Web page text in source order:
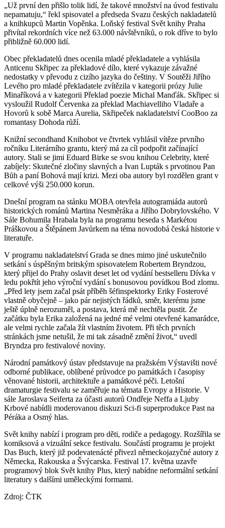
„Už první den přišlo tolik lidí, že takové množství na úvod festivalu
nepamatuju,“ řekl spisovatel a předseda Svazu českých nakladatelů
a knihkupců Martin Vopěnka. Loňský festival Svět knihy Praha
přivítal rekordních více než 63.000 návštěvníků, o rok dříve to bylo
přibližně 60.000 lidí.
Obec překladatelů dnes ocenila mladé překladatele a vyhlásila
Anticenu Skřipec za překladové dílo, které vykazuje závažné
nedostatky v převodu z cizího jazyka do češtiny. V Soutěži Jiřího
Levého pro mladé překladatele zvítězila v kategorii prózy Julie
Minaříková a v kategorii Překlad poezie Michal Manďák. Skřipec si
vysloužil Rudolf Červenka za překlad Machiavelliho Vladaře a
Hovorů k sobě Marca Aurelia, Skřipeček nakladatelství CooBoo za
romantasy Dohoda růží.
Knižní secondhand Knihobot ve čtvrtek vyhlásil vítěze prvního
ročníku Literárního grantu, který má za cíl podpořit začínající
autory. Stali se jimi Eduard Birke se svou knihou Celebrity, které
zabíjely: Skutečné zločiny slavných a Ivan Lupták s prvotinou Pan
Bůh a paní Bohová mají krizi. Mezi oba autory byl rozdělen grant v
celkové výši 250.000 korun.
Dnešní program na stánku MOBA otevřela autogramiáda autorů
historických románů Martina Nesměráka a Jiřího Dobrylovského. V
Sále Bohumila Hrabala byla na programu beseda s Markétou
Práškovou a Štěpánem Javůrkem na téma novodobá česká historie v
literatuře.
V programu nakladatelství Grada se dnes mimo jiné uskutečnilo
setkání s úspěšným britským spisovatelem Robertem Bryndzou,
který přijel do Prahy oslavit deset let od vydání bestselleru Dívka v
ledu pokřtít jeho výroční vydání s bonusovou povídkou Bod zlomu.
„Před lety jsem začal psát příběh šéfinspektorky Eriky Fosterové
vlastně obyčejně – jako pár nejistých řádků, směr, kterému jsme
ještě úplně nerozuměl, a postava, která mě nechtěla pustit. Ze
začátku byla Erika založená na jedné mé velmi otevřené kamarádce,
ale velmi rychle začala žít vlastním životem. Při těch prvních
stránkách jsme netušil, že mi tak zásadně změní život,“ uvedl
Bryndza pro festivalové noviny.
Národní památkový ústav představuje na pražském Výstavišti nové
odborné publikace, oblíbené průvodce po památkách i časopisy
věnované historii, architektuře a památkové péči. Letošní
dramaturgie festivalu se zaměřuje na témata Evropy a Historie. V
sále Jaroslava Seiferta za účasti autorů Ondřeje Neffa a Ljuby
Krbové nabídli moderovanou diskuzi Sci-fi superprodukce Past na
Péráka a Osmý hlas.
Svět knihy nabízí i program pro děti, rodiče a pedagogy. Rozšířila se
komiksová a vizuální sekce festivalu. Součástí programu je projekt
Das Buch, který již podevatenácté přivezl německojazyčné autory z
Německa, Rakouska a Švýcarska. Festival 17. května uzavře
programový blok Svět knihy Plus, který nabídne neformální setkání
literatury s dalšími uměleckými formami.
Zdroj: ČTK